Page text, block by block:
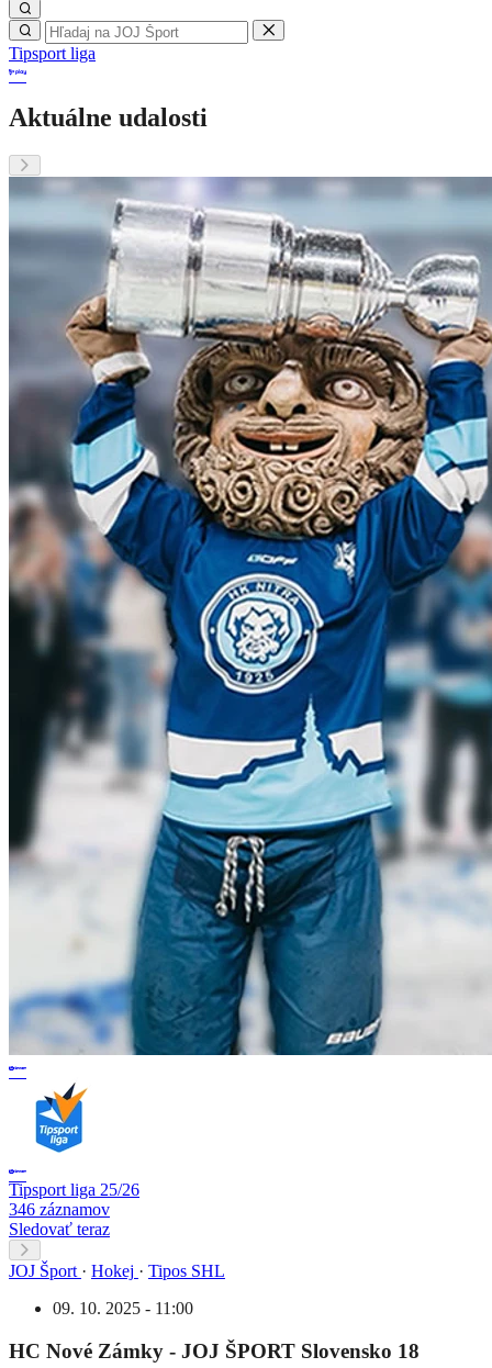
Tipsport liga
Aktuálne udalosti
Tipsport liga 25/26
346 záznamov
Sledovať teraz
JOJ Šport · Hokej · Tipos SHL
09. 10. 2025 - 11:00
HC Nové Zámky - JOJ ŠPORT Slovensko 18